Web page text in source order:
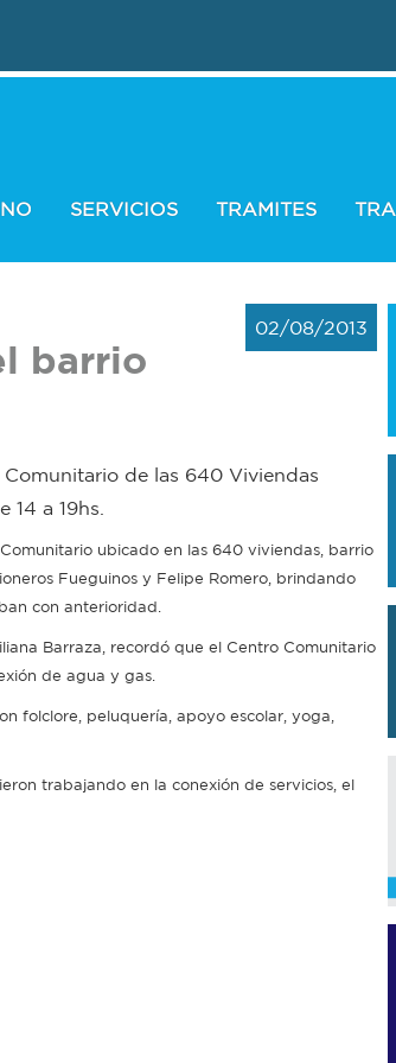
SERVICIOS TRAMITES
02/08/2013
barrio
de las 640 Viviendas
a 19hs.
ubicado en las 640 viviendas, barrio
Fueguinos y Felipe Romero, brindando
con anterioridad.
Barraza, recordó que el Centro Comunitario
de agua y gas.
folclore, peluquería, apoyo escolar, yoga,
trabajando en la conexión de servicios, el